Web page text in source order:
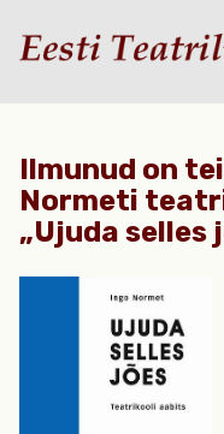
Ilmunud on
Normeti
„Ujuda selles